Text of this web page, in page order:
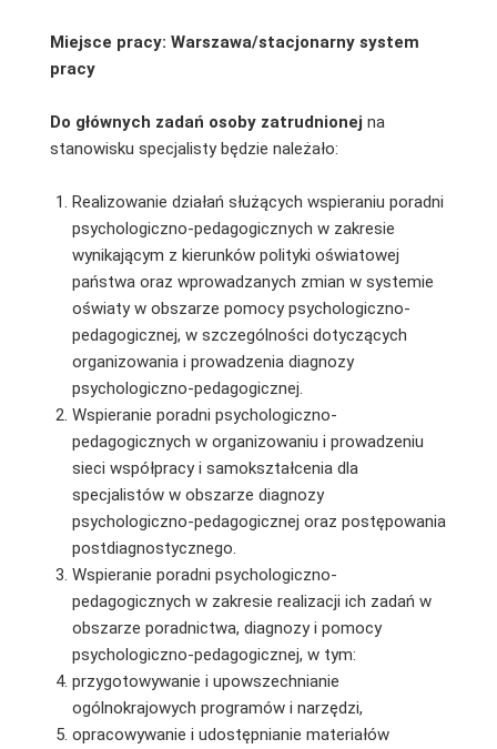
Miejsce pracy: Warszawa/stacjonarny system
pracy
Do głównych zadań osoby zatrudnionej na
stanowisku specjalisty będzie należało:
Realizowanie działań służących wspieraniu poradni
psychologiczno-pedagogicznych w zakresie
wynikającym z kierunków polityki oświatowej
państwa oraz wprowadzanych zmian w systemie
oświaty w obszarze pomocy psychologiczno-
pedagogicznej, w szczególności dotyczących
organizowania i prowadzenia diagnozy
psychologiczno-pedagogicznej.
Wspieranie poradni psychologiczno-
pedagogicznych w organizowaniu i prowadzeniu
sieci współpracy i samokształcenia dla
specjalistów w obszarze diagnozy
psychologiczno-pedagogicznej oraz postępowania
postdiagnostycznego.
Wspieranie poradni psychologiczno-
pedagogicznych w zakresie realizacji ich zadań w
obszarze poradnictwa, diagnozy i pomocy
psychologiczno-pedagogicznej, w tym:
przygotowywanie i upowszechnianie
ogólnokrajowych programów i narzędzi,
opracowywanie i udostępnianie materiałów